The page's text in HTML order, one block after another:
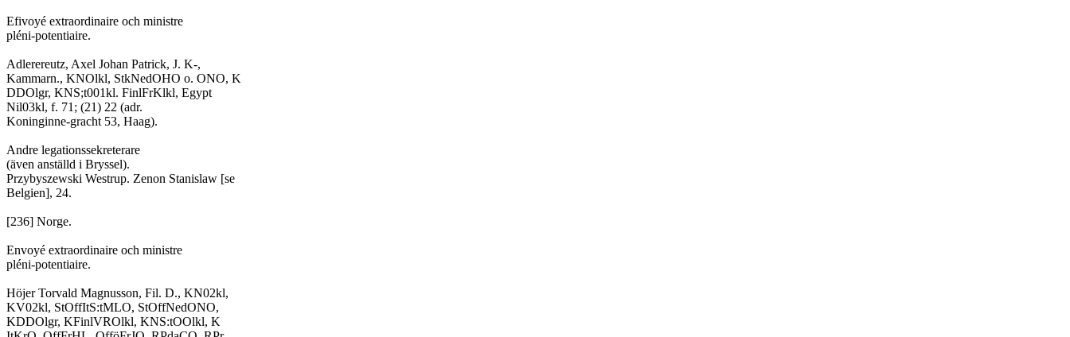
Efivoyé extraordinaire och ministre
pléni-potentiaire.
Adlerereutz, Axel Johan Patrick, J. K-,
Kammarn., KNOlkl, StkNedOHO o. ONO, K
DDOlgr, KNS;t001kl. FinlFrKlkl, Egypt
Nil03kl, f. 71; (21) 22 (adr.
Koninginne-gracht 53, Haag).
Andre legationssekreterare
(även anställd i Bryssel).
Przybyszewski Westrup. Zenon Stanislaw [se
Belgien], 24.
[236] Norge.
Envoyé extraordinaire och ministre
pléni-potentiaire.
Höjer Torvald Magnusson, Fil. D., KN02kl,
KV02kl, StOffItS:tMLO, StOffNedONO,
KDDOlgr, KFinlVROlkl, KNS:tOOlkl, K